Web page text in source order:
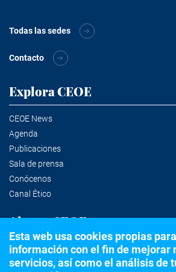
Todas las sedes
Contacto
Explora CEOE
CEOE News
Agenda
Publicaciones
Sala de prensa
Conócenos
Canal Ético
Alertas CEOE
Suscríbete a la newsletter
Esta web usa cookies propias
información con el fin de mejorar
servicios, así como el análisis de